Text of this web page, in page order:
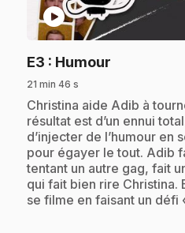
play_circle
E3 : Humour
21 min 46 s
.Christina aide Adib à
résultat est d’un ennui
d’injecter de l’humour en
pour égayer le tout. Adib
tentant un autre gag, fait
qui fait bien rire Christina.
se filme en faisant un